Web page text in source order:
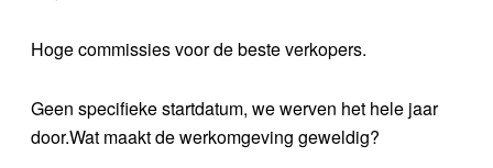
Hoge commissies voor de beste verkopers.
Geen specifieke startdatum, we werven het hele jaar
door.Wat maakt de werkomgeving geweldig?